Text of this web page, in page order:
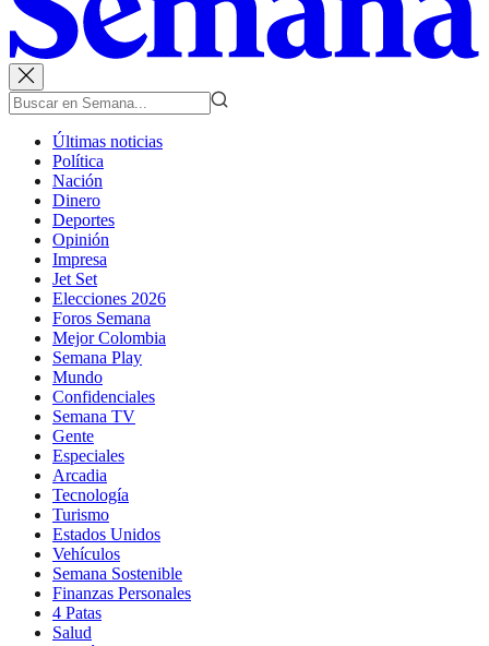
Últimas noticias
Política
Nación
Dinero
Deportes
Opinión
Impresa
Jet Set
Elecciones 2026
Foros Semana
Mejor Colombia
Semana Play
Mundo
Confidenciales
Semana TV
Gente
Especiales
Arcadia
Tecnología
Turismo
Estados Unidos
Vehículos
Semana Sostenible
Finanzas Personales
4 Patas
Salud